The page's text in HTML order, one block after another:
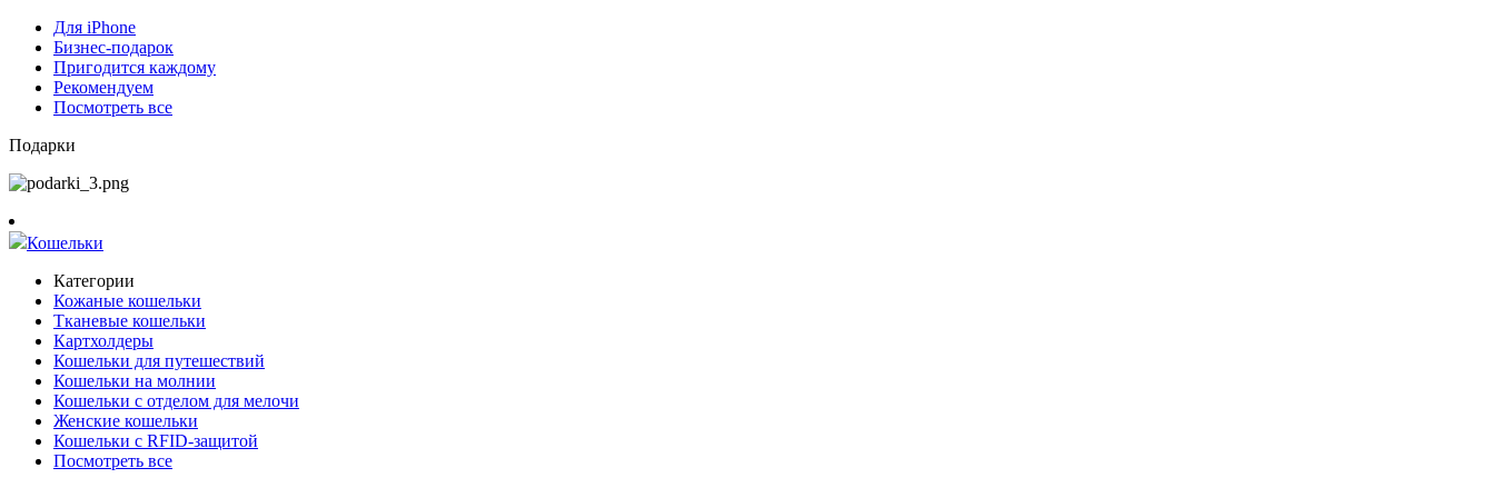
Для iPhone
Бизнес-подарок
Пригодится каждому
Рекомендуем
Посмотреть все
Подарки
Кошельки
Категории
Кожаные кошельки
Тканевые кошельки
Картхолдеры
Кошельки для путешествий
Кошельки на молнии
Кошельки с отделом для мелочи
Женские кошельки
Кошельки с RFID-защитой
Посмотреть все